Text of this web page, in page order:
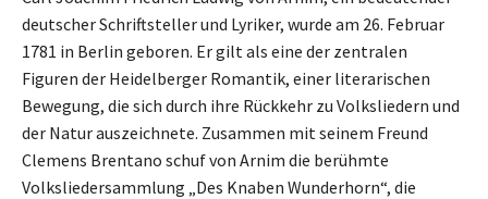
deutscher Schriftsteller und Lyriker, wurde am 26. Februar
1781 in Berlin geboren. Er gilt als eine der zentralen
Figuren der Heidelberger Romantik, einer literarischen
Bewegung, die sich durch ihre Rückkehr zu Volksliedern und
der Natur auszeichnete. Zusammen mit seinem Freund
Clemens Brentano schuf von Arnim die berühmte
Volksliedersammlung „Des Knaben Wunderhorn“, die